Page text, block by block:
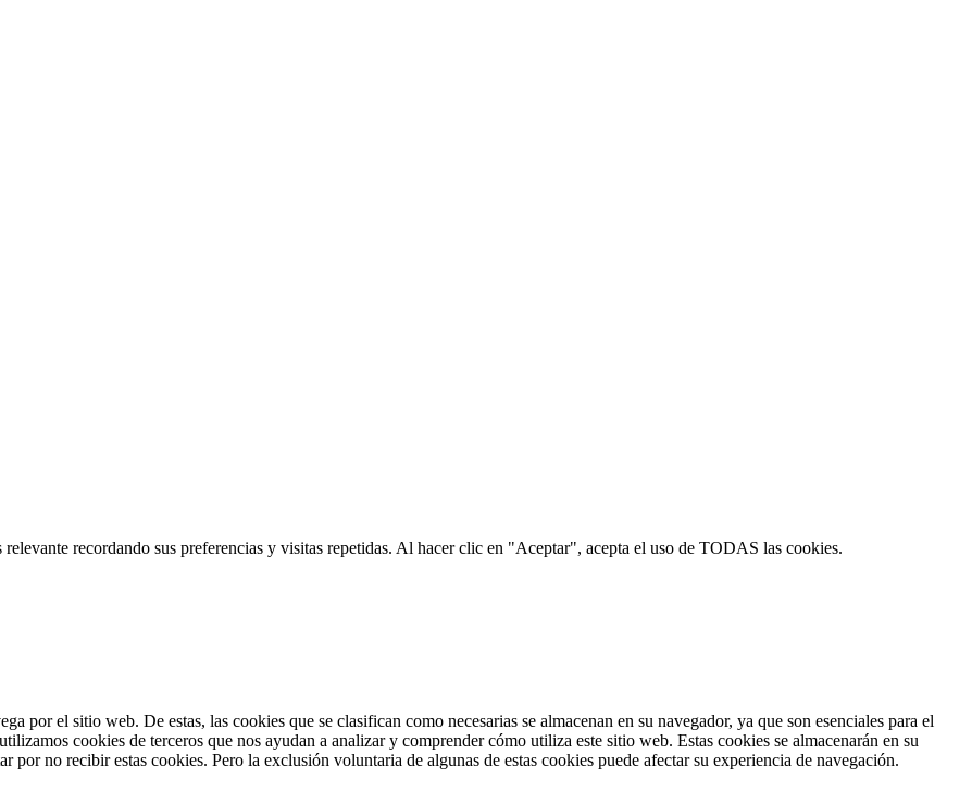
recordando sus preferencias y visitas repetidas. Al hacer clic en "Aceptar", acepta el uso de TODAS las cookies.
por el sitio web. De estas, las cookies que se clasifican como necesarias se almacenan en su navegador, ya que son esenciales para el
cookies de terceros que nos ayudan a analizar y comprender cómo utiliza este sitio web. Estas cookies se almacenarán en su
no recibir estas cookies. Pero la exclusión voluntaria de algunas de estas cookies puede afectar su experiencia de navegación.